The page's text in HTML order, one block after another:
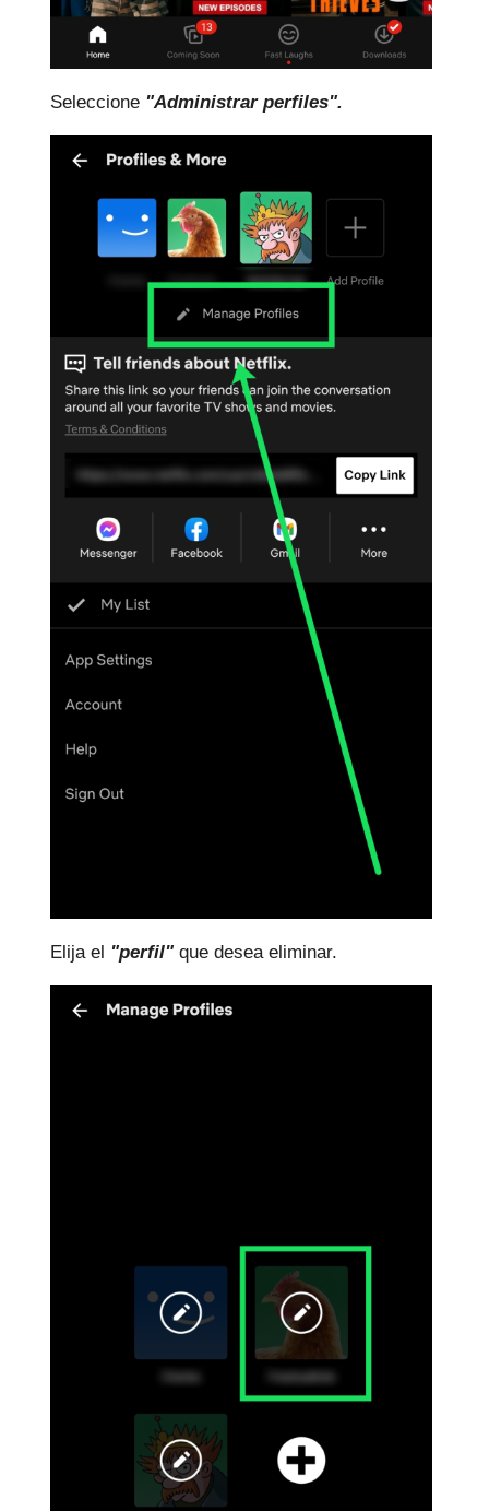
Seleccione "Administrar perfiles".
Elija el "perfil" que desea eliminar.